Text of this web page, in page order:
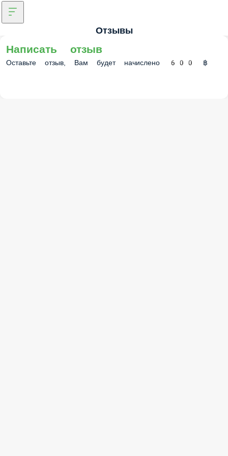
Отзывы
Написать отзыв
Оставьте отзыв, Вам будет начислено 600 ฿